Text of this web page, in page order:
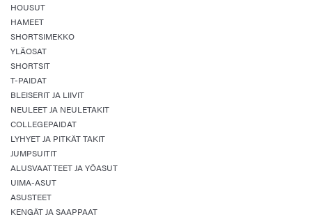
HOUSUT
HAMEET
SHORTSIMEKKO
YLÄOSAT
SHORTSIT
T-PAIDAT
BLEISERIT JA LIIVIT
NEULEET JA NEULETAKIT
COLLEGEPAIDAT
LYHYET JA PITKÄT TAKIT
JUMPSUITIT
ALUSVAATTEET JA YÖASUT
UIMA-ASUT
ASUSTEET
KENGÄT JA SAAPPAAT